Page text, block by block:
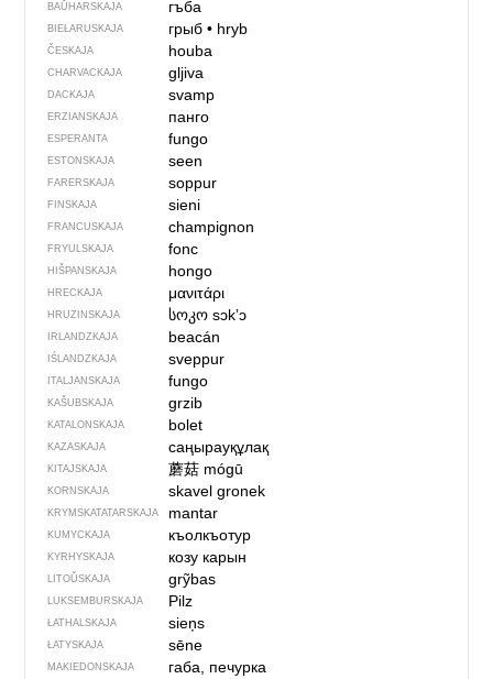
BAŬHARSKAJA гъба
BIEŁARUSKAJA грыб• hryb
ČESKAJA houba
CHARVACKAJA gljiva
DACKAJA svamp
ERZIANSKAJA панго
ESPERANTA fungo
ESTONSKAJA seen
FARERSKAJA soppur
FINSKAJA sieni
FRANCUSKAJA champignon
FRYULSKAJA fonc
HIŠPANSKAJA hongo
HRECKAJA μανιτάρι
HRUZINSKAJA სოკოsɔkʼɔ
IRLANDZKAJA beacán
IŚLANDZKAJA sveppur
ITALJANSKAJA fungo
KAŠUBSKAJA grzib
KATALONSKAJA bolet
KAZASKAJA саңырауқұлақ
KITAJSKAJA 蘑菇 mógū
KORNSKAJA skavel gronek
KRYMSKA­TATARSKAJA mantar
KUMYCKAJA къолкъотур
KYRHYSKAJA козу карын
LITOŬSKAJA grỹbas
LUKSEMBURSKAJA Pilz
ŁATHALSKAJA sieņs
ŁATYSKAJA sēne
MAKIEDONSKAJA габа, печурка